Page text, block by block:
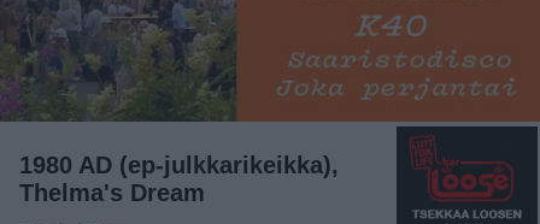
1980 AD (ep-julkkarikeikka),
Thelma's Dream